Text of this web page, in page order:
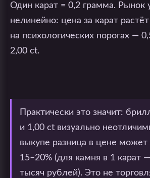
Один карат = 0,2 грамма. Рынок
нелинейно: цена за карат
на психологических порогах —
2,00 ct.
Практически это значит:
и 1,00 ct визуально
выкупе разница в цене может
15–20% (для камня в 1 карат
тысяч рублей). Это не